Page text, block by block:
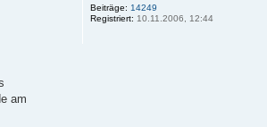
Beiträge: 14249
Registriert: 10.11.2006, 12:44
am